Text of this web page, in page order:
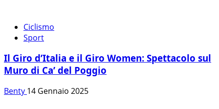
Ciclismo
Sport
Il Giro d’Italia e il Giro Women: Spettacolo sul
Muro di Ca’ del Poggio
Benty 14 Gennaio 2025